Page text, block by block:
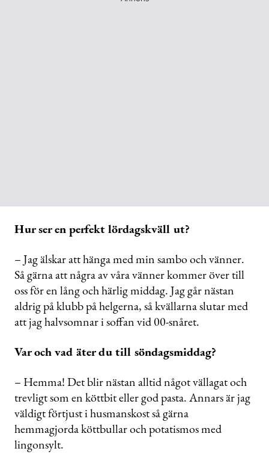
Hur ser en perfekt lördagskväll ut?
– Jag älskar att hänga med min sambo och vänner.
Så gärna att några av våra vänner kommer över till
oss för en lång och härlig middag. Jag går nästan
aldrig på klubb på helgerna, så kvällarna slutar med
att jag halvsomnar i soffan vid 00-snåret.
Var och vad äter du till söndagsmiddag?
– Hemma! Det blir nästan alltid något vällagat och
trevligt som en köttbit eller god pasta. Annars är jag
väldigt förtjust i husmanskost så gärna
hemmagjorda köttbullar och potatismos med
lingonsylt.